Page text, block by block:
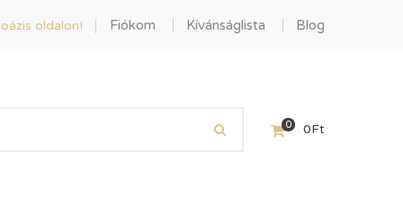
oldalon! Fiókom Kívánságlista Blog
0 0Ft